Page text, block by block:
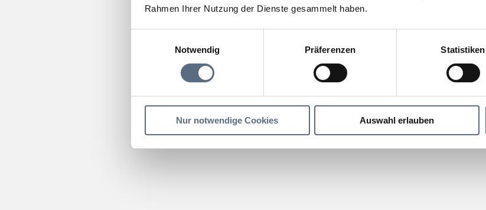
Rahmen Ihrer Nutzung der Dienste gesammelt haben.
Notwendig
Präferenzen Statistiken
Nur notwendige Cookies Auswahl erlauben